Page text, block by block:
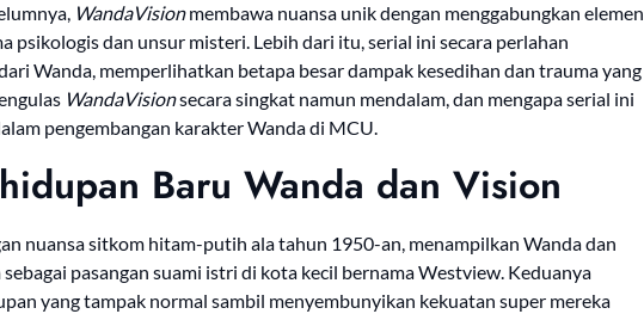
WandaVisionmembawa nuansa unik dengan menggabungkan elemen
psikologis dan unsur misteri. Lebih dari itu, serial ini secara perlahan
Wanda, memperlihatkan betapa besar dampak kesedihan dan trauma yang
WandaVisionsecara singkat namun mendalam, dan mengapa serial ini
pengembangan karakter Wanda di MCU.
Baru Wanda dan Vision
nuansa sitkom hitam-putih ala tahun 1950-an, menampilkan Wanda dan
pasangan suami istri di kota kecil bernama Westview. Keduanya
yang tampak normal sambil menyembunyikan kekuatan super mereka